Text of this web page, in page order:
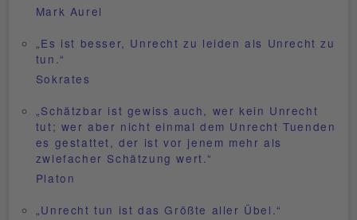
Mark Aurel
„Es ist besser, Unrecht zu leiden als Unrecht zu
tun.“
Sokrates
„Schätzbar ist gewiss auch, wer kein Unrecht
tut; wer aber nicht einmal dem Unrecht Tuenden
es gestattet, der ist vor jenem mehr als
zwiefacher Schätzung wert.“
Platon
„Unrecht tun ist das Größte aller Übel.“